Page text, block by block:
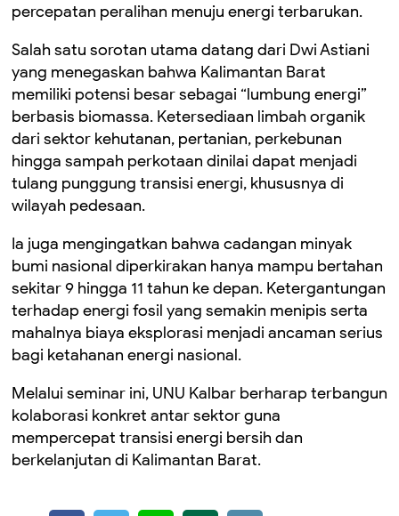
percepatan peralihan menuju energi terbarukan.
Salah satu sorotan utama datang dari Dwi Astiani
yang menegaskan bahwa Kalimantan Barat
memiliki potensi besar sebagai “lumbung energi”
berbasis biomassa. Ketersediaan limbah organik
dari sektor kehutanan, pertanian, perkebunan
hingga sampah perkotaan dinilai dapat menjadi
tulang punggung transisi energi, khususnya di
wilayah pedesaan.
Ia juga mengingatkan bahwa cadangan minyak
bumi nasional diperkirakan hanya mampu bertahan
sekitar 9 hingga 11 tahun ke depan. Ketergantungan
terhadap energi fosil yang semakin menipis serta
mahalnya biaya eksplorasi menjadi ancaman serius
bagi ketahanan energi nasional.
Melalui seminar ini, UNU Kalbar berharap terbangun
kolaborasi konkret antar sektor guna
mempercepat transisi energi bersih dan
berkelanjutan di Kalimantan Barat.